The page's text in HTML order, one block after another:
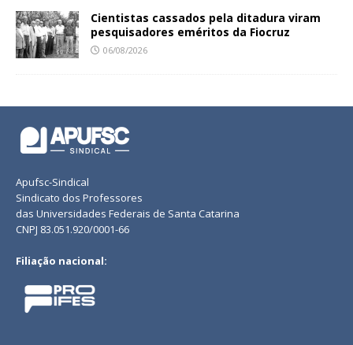
Cientistas cassados pela ditadura viram
pesquisadores eméritos da Fiocruz
06/08/2026
Apufsc-Sindical
Sindicato dos Professores
das Universidades Federais de Santa Catarina
CNPJ 83.051.920/0001-66
Filiação nacional: